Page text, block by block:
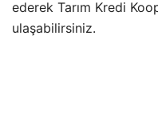
ederek Tarım Kredi
ulaşabilirsiniz.